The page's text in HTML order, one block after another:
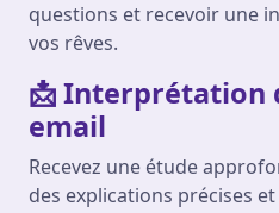
questions et recevoir une
vos rêves.
📩 Interprétation
email
Recevez une étude
des explications précises